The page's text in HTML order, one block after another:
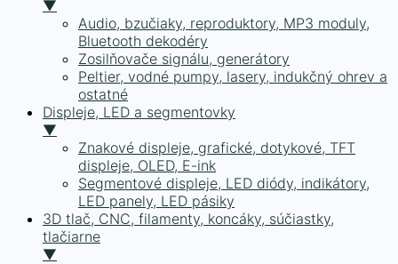
▼
Audio, bzučiaky, reproduktory, MP3 moduly,
Bluetooth dekodéry
Zosilňovače signálu, generátory
Peltier, vodné pumpy, lasery, indukčný ohrev a
ostatné
Displeje, LED a segmentovky
▼
Znakové displeje, grafické, dotykové, TFT
displeje, OLED, E-ink
Segmentové displeje, LED diódy, indikátory,
LED panely, LED pásiky
3D tlač, CNC, filamenty, koncáky, súčiastky,
tlačiarne
▼